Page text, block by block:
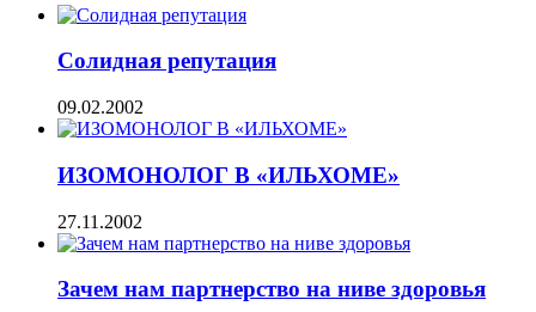
Солидная репутация
09.02.2002
ИЗОМОНОЛОГ В «ИЛЬХОМЕ»
27.11.2002
Зачем нам партнерство на ниве здоровья